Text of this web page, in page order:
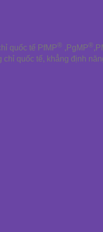
quốc tế PfMP® ,PgMP®
chỉ quốc tế, khẳng định